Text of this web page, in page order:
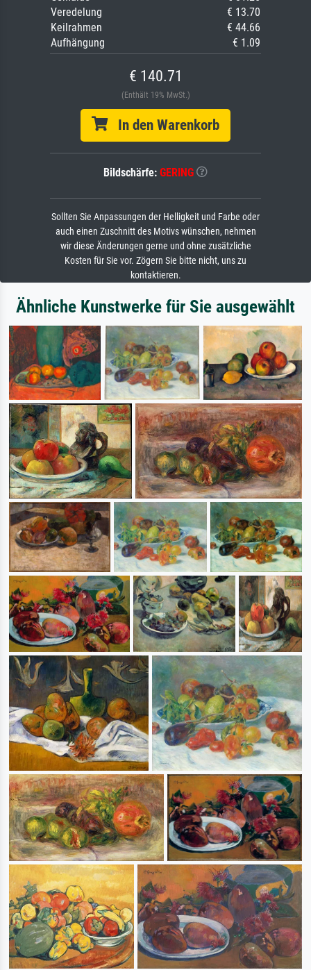
Veredelung
€ 13.70
Keilrahmen
€ 44.66
Aufhängung
€ 1.09
€ 140.71
(Enthält 19% MwSt.)
In den Warenkorb
Bildschärfe: GERING
Sollten Sie Anpassungen der Helligkeit und Farbe oder
auch einen Zuschnitt des Motivs wünschen, nehmen
wir diese Änderungen gerne und ohne zusätzliche
Kosten für Sie vor. Zögern Sie bitte nicht, uns zu
kontaktieren.
Ähnliche Kunstwerke für Sie ausgewählt